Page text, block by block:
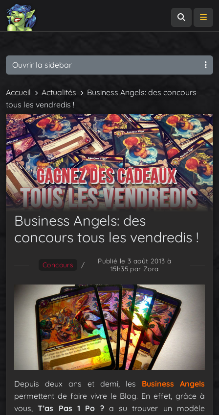
Accueil Actualités
Business Angels: des concours
tous les vendredis !
Business Angels: des
concours tous les vendredis !
Concours /
Publié le 3 août 2013 à
15h35 par Zora
Depuis deux ans et demi, les Business Angels
permettent de faire vivre le Blog. En effet, grâce à
vous,T’as Pas 1 Po ?a su trouver un modèle
Ouvrir la sidebar